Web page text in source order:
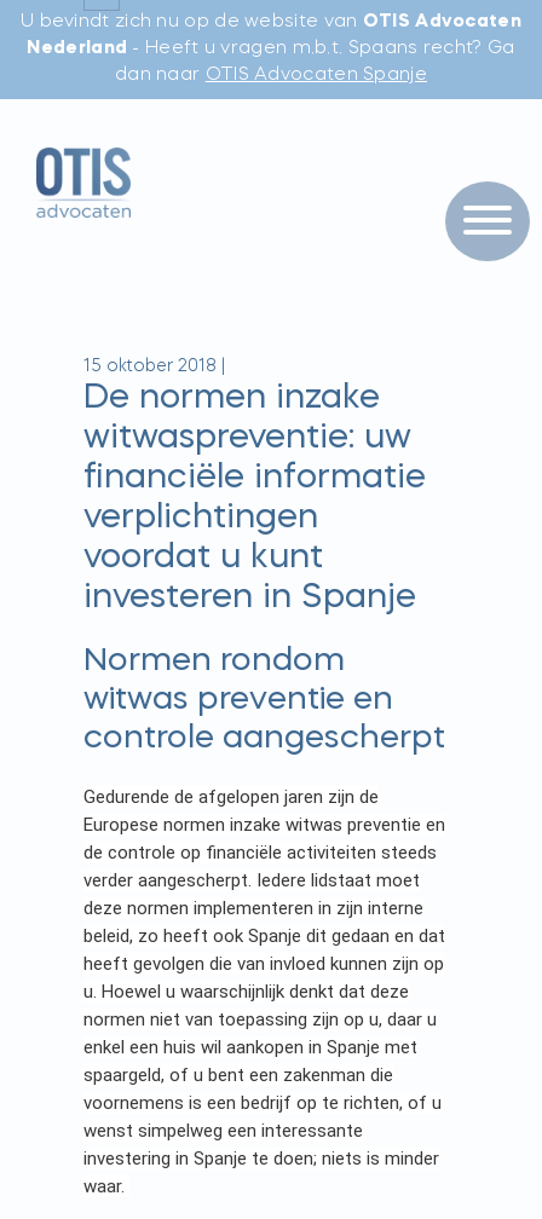
U bevindt zich nu op de website van OTIS Advocaten
Nederland - Heeft u vragen m.b.t. Spaans recht? Ga
dan naar OTIS Advocaten Spanje
15 oktober 2018
De normen inzake
witwaspreventie: uw
financiële informatie
verplichtingen
voordat u kunt
investeren in Spanje
Normen rondom
witwas preventie en
controle aangescherpt
Gedurende de afgelopen jaren zijn de
Europese normen inzake witwas preventie en
de controle op financiële activiteiten steeds
verder aangescherpt. Iedere lidstaat moet
deze normen implementeren in zijn interne
beleid, zo heeft ook Spanje dit gedaan en dat
heeft gevolgen die van invloed kunnen zijn op
u. Hoewel u waarschijnlijk denkt dat deze
normen niet van toepassing zijn op u, daar u
enkel een huis wil aankopen in Spanje met
spaargeld, of u bent een zakenman die
voornemens is een bedrijf op te richten, of u
wenst simpelweg een interessante
investering in Spanje te doen; niets is minder
waar.